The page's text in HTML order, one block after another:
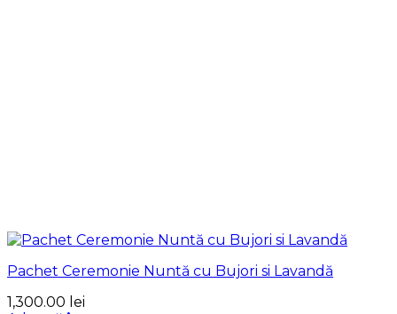
Pachet Ceremonie Nuntă cu Bujori si Lavandă
1,300.00 lei